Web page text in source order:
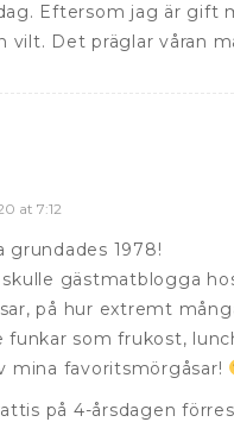
Eftersom jag är gift
vilt. Det präglar våran
at 7:12
grundades 1978!
gästmatblogga
på hur extremt
funkar som frukost,
mina favoritsmörgåsar!
på 4-årsdagen